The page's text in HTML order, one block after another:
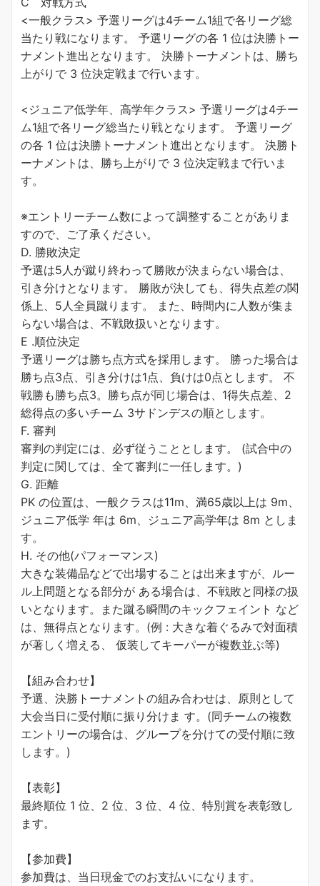
<一般クラス> 予選リーグは4チーム1組で各リーグ総
当たり戦になります。 予選リーグの各 1 位は決勝トー
ナメント進出となります。 決勝トーナメントは、勝ち
上がりで 3 位決定戦まで行います。
<ジュニア低学年、高学年クラス> 予選リーグは4チー
ム1組で各リーグ総当たり戦となります。 予選リーグ
の各 1 位は決勝トーナメント進出となります。 決勝ト
ーナメントは、勝ち上がりで 3 位決定戦まで行いま
す。
※エントリーチーム数によって調整することがありま
すので、ご了承ください。
D. 勝敗決定
予選は5人が蹴り終わって勝敗が決まらない場合は、
引き分けとなります。 勝敗が決しても、得失点差の関
係上、5人全員蹴ります。 また、時間内に人数が集ま
らない場合は、不戦敗扱いとなります。
E .順位決定
予選リーグは勝ち点方式を採用します。 勝った場合は
勝ち点3点、引き分けは1点、負けは0点とします。 不
戦勝も勝ち点3。勝ち点が同じ場合は、1得失点差、2
総得点の多いチーム 3サドンデスの順とします。
F. 審判
審判の判定には、必ず従うこととします。 (試合中の
判定に関しては、全て審判に一任します。)
G. 距離
PK の位置は、一般クラスは11m、満65歳以上は 9m、
ジュニア低学 年は 6m、ジュニア高学年は 8m としま
す。
H. その他(パフォーマンス)
大きな装備品などで出場することは出来ますが、ルー
ル上問題となる部分が ある場合は、不戦敗と同様の扱
いとなります。また蹴る瞬間のキックフェイント など
は、無得点となります。(例 : 大きな着ぐるみで対面積
が著しく増える、 仮装してキーパーが複数並ぶ等)
【組み合わせ】
予選、決勝トーナメントの組み合わせは、原則として
大会当日に受付順に振り分けま す。(同チームの複数
エントリーの場合は、グループを分けての受付順に致
します。)
【表彰】
最終順位 1 位、2 位、3 位、4 位、特別賞を表彰致し
ます。
【参加費】
参加費は、当日現金でのお支払いになります。